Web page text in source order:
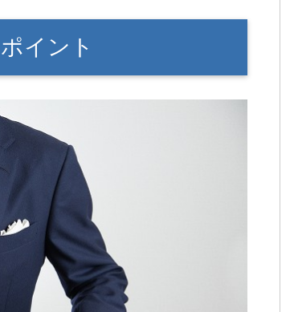
ポイント